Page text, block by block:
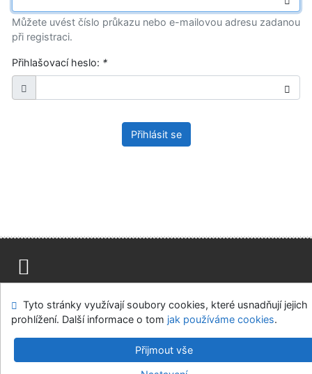
Můžete uvést číslo průkazu nebo e-mailovou adresu zadanou
při registraci.
Přihlašovací heslo: *
Přihlásit se
Modul OpenSearch
Napište nám Nastavení cookies
Ústavní soud, IČO: 48513687, se sídlem Joštova 625/8,
Tyto stránky využívají soubory cookies, které usnadňují jejich
prohlížení. Další informace o tom jak používáme cookies.
Přijmout vše